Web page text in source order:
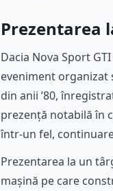
Prezentarea
Dacia Nova Sport
eveniment organizat
din anii ’80,
prezență notabilă în
într-un fel,
Prezentarea la un
mașină pe care